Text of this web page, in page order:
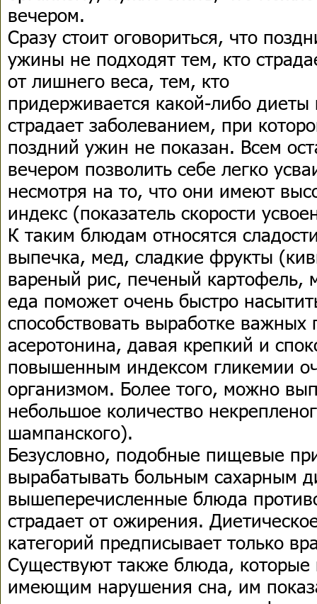
вечером.
Сразу стоит оговориться, что
ужины не подходят тем, кто
от лишнего веса, тем, кто
придерживается какой-либо диеты
страдает заболеванием, при
поздний ужин не показан. Всем
вечером позволить себе легко
несмотря на то, что они имеют
индекс (показатель скорости
К таким блюдам относятся
выпечка, мед, сладкие фрукты
вареный рис, печеный картофель,
еда поможет очень быстро
способствовать выработке
асеротонина, давая крепкий и
повышенным индексом гликемии
организмом. Более того, можно
небольшое количество
шампанского).
Безусловно, подобные пищевые
вырабатывать больным сахарным
вышеперечисленные блюда
страдает от ожирения.
категорий предписывает только
Существуют также блюда,
имеющим нарушения сна, им